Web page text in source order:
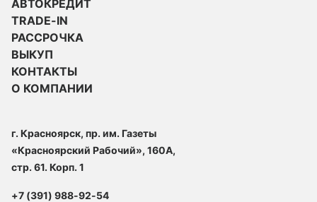
АВТОКРЕДИТ
TRADE-IN
РАССРОЧКА
ВЫКУП
КОНТАКТЫ
О КОМПАНИИ
г. Красноярск, пр. им. Газеты
«Красноярский Рабочий», 160А,
стр. 61. Корп. 1
+7 (391) 988-92-54